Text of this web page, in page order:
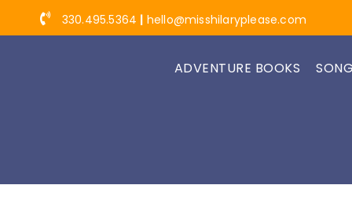
to
330.495.5364 | hello@misshilaryplease.com
ADVENTURE BOOKS